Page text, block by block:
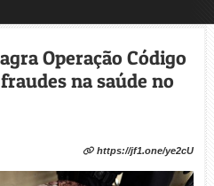
Operação Código
na saúde no
https://jf1.one/ye2cU